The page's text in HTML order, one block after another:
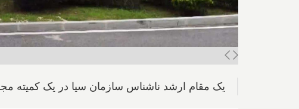
یک مقام ارشد ناشناس سازمان سیا در یک کمیته